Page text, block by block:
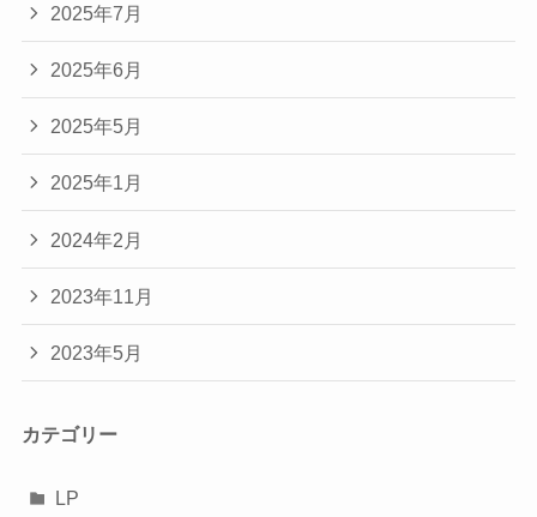
2025年7月
2025年6月
2025年5月
2025年1月
2024年2月
2023年11月
2023年5月
カテゴリー
LP